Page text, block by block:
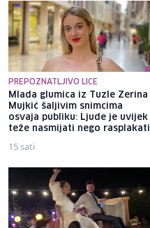
PREPOZNATLJIVO LICE
Mlada glumica iz Tuzle Zerina
Mujkić šaljivim snimcima
osvaja publiku: Ljude je uvijek
teže nasmijati nego rasplakati
15 sati